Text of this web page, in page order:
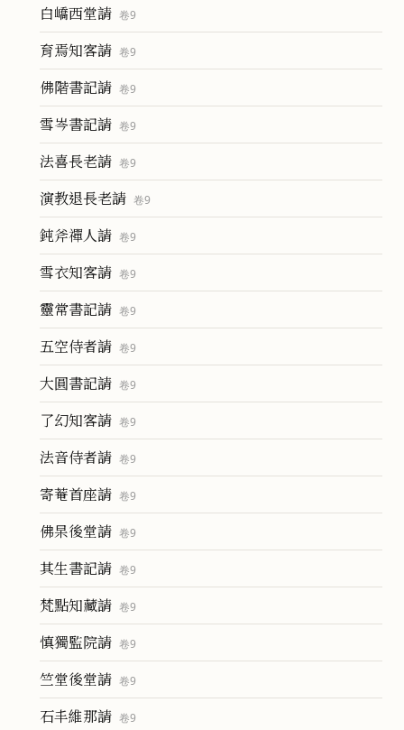
白嶠西堂請 卷9
育焉知客請 卷9
佛階書記請 卷9
雪岑書記請 卷9
法喜長老請 卷9
演教退長老請 卷9
鈍斧禪人請 卷9
雪衣知客請 卷9
靈常書記請 卷9
五空侍者請 卷9
大圓書記請 卷9
了幻知客請 卷9
法音侍者請 卷9
寄菴首座請 卷9
佛杲後堂請 卷9
其生書記請 卷9
梵點知藏請 卷9
慎獨監院請 卷9
竺堂後堂請 卷9
石丰維那請 卷9